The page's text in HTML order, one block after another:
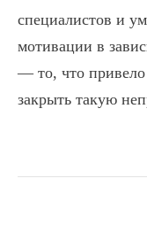
специалистов и
мотивации в
— то, что привело
закрыть такую